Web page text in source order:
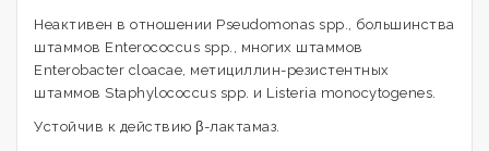
Неактивен в отношении Pseudomonas spp., большинства
штаммов Enterococcus spp., многих штаммов
Enterobacter cloacae, метициллин-резистентных
штаммов Staphylococcus spp. и Listeria monocytogenes.
Устойчив к действию β-лактамаз.